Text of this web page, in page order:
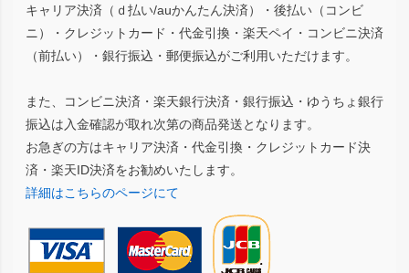
キャリア決済（ｄ払い/auかんたん決済）・後払い（コンビ
ニ）・クレジットカード・代金引換・楽天ペイ・コンビニ決済
（前払い）・銀行振込・郵便振込がご利用いただけます。
また、コンビニ決済・楽天銀行決済・銀行振込・ゆうちょ銀行
振込は入金確認が取れ次第の商品発送となります。
お急ぎの方はキャリア決済・代金引換・クレジットカード決
済・楽天ID決済をお勧めいたします。
詳細はこちらのページにて